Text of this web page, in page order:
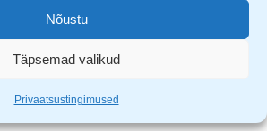
Nõustu
Täpsemad valikud
Privaatsustingimused
cm